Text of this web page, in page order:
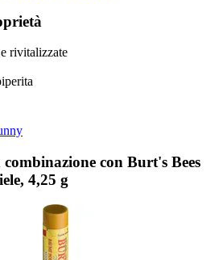
rivitalizzate
combinazione con Burt's Bees
4,25 g